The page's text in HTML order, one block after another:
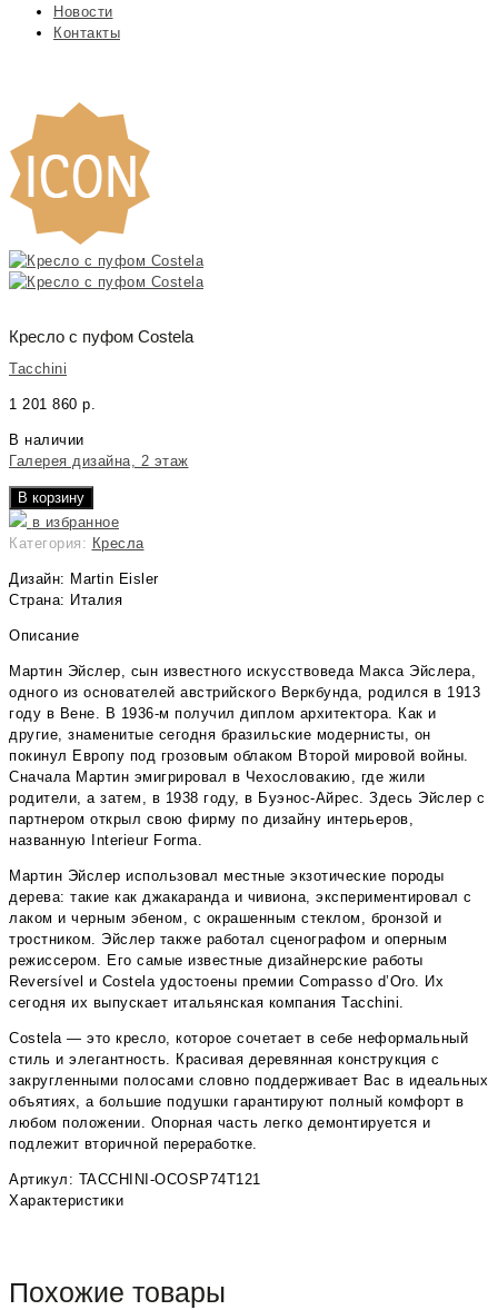
Новости
Контакты
Кресло с пуфом Costela
Tacchini
1 201 860 р.
В наличии
Галерея дизайна, 2 этаж
В корзину
в избранное
Категория: Кресла
Дизайн: Martin Eisler
Страна: Италия
Описание
Мартин Эйслер, сын известного искусствоведа Макса Эйслера,
одного из основателей австрийского Веркбунда, родился в 1913
году в Вене. В 1936-м получил диплом архитектора. Как и
другие, знаменитые сегодня бразильские модернисты, он
покинул Европу под грозовым облаком Второй мировой войны.
Сначала Мартин эмигрировал в Чехословакию, где жили
родители, а затем, в 1938 году, в Буэнос-Айрес. Здесь Эйслер с
партнером открыл свою фирму по дизайну интерьеров,
названную Interieur Forma.
Мартин Эйслер использовал местные экзотические породы
дерева: такие как джакаранда и чивиона, экспериментировал с
лаком и черным эбеном, с окрашенным стеклом, бронзой и
тростником. Эйслер также работал сценографом и оперным
режиссером. Его самые известные дизайнерские работы
Reversível и Costela удостоены премии Compasso d’Oro. Их
сегодня их выпускает итальянская компания Tacchini.
Costela — это кресло, которое сочетает в себе неформальный
стиль и элегантность. Красивая деревянная конструкция с
закругленными полосами словно поддерживает Вас в идеальных
объятиях, а большие подушки гарантируют полный комфорт в
любом положении. Опорная часть легко демонтируется и
подлежит вторичной переработке.
Артикул: TACCHINI-OCOSP74T121
Характеристики
Похожие товары